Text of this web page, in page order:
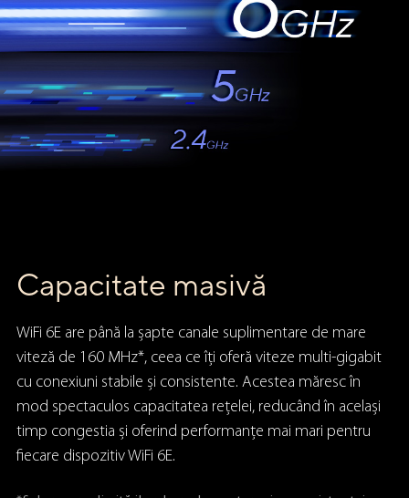
Capacitate masivă
WiFi 6E are până la șapte canale suplimentare de mare
viteză de 160 MHz*, ceea ce îți oferă viteze multi-gigabit
cu conexiuni stabile și consistente. Acestea măresc în
mod spectaculos capacitatea rețelei, reducând în același
timp congestia și oferind performanțe mai mari pentru
fiecare dispozitiv WiFi 6E.